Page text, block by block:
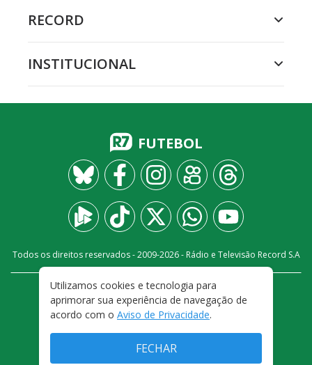
RECORD
INSTITUCIONAL
FUTEBOL
Todos os direitos reservados - 2009-2026- Rádio e Televisão Record S.A
FALE CONOSCO
PRIVACIDADE
TERMOS E CONDIÇÕES DE USO
Utilizamos cookies e tecnologia para
aprimorar sua experiência de navegação de
acordo com o Aviso de Privacidade.
FECHAR